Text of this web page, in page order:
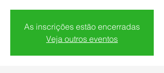
As inscrições estão encerradas
Veja outros eventos